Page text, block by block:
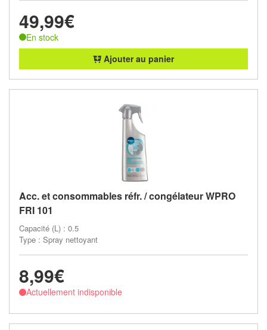
49,99€
En stock
Ajouter au panier
Acc. et consommables réfr. / congélateur WPRO
FRI 101
Capacité (L) : 0.5
Type : Spray nettoyant
8,99€
Actuellement indisponible